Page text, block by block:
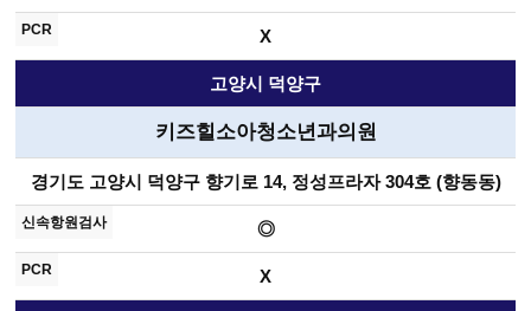
X
고양시 덕양구
키즈힐소아청소년과의원
경기도 고양시 덕양구 향기로 14, 정성프라자 304호 (향동동)
◎
X